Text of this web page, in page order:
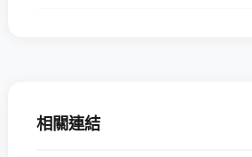
相關連結